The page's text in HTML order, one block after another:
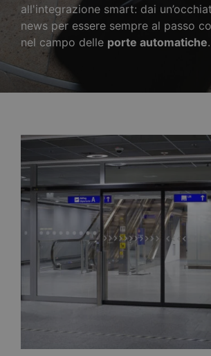
all'integrazione smart: dai
news per essere sempre al passo
nel campo delle porte automatiche.